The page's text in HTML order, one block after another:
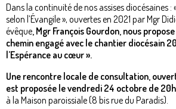
Dans la continuité de nos assises diocésaines
selon l’Évangile », ouvertes en 2021 par Mgr
évêque , Mgr François Gourdon, nous
chemin engagé avec le chantier diocésain
l’Espérance au cœur ».
Une rencontre locale de consultation,
est proposée le vendredi 24 octobre de
à la Maison paroissiale (8 bis rue du Paradis).